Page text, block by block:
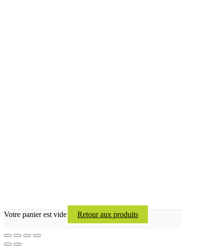
Votre panier est vide Retour aux produits